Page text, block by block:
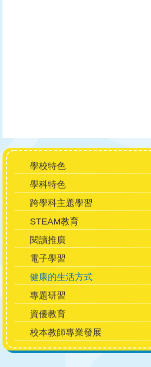
Main
navigation
學校特色
學科特色
跨學科主題學習
STEAM教育
閱讀推廣
電子學習
健康的生活方式
專題研習
資優教育
校本教師專業發展